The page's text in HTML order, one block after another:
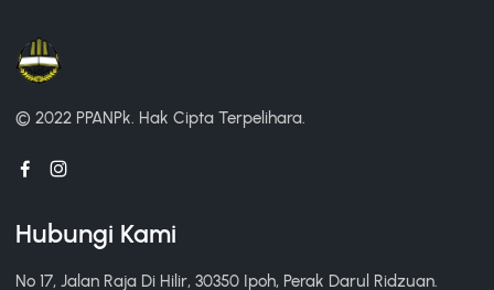
© 2022 PPANPk. Hak Cipta Terpelihara.
Hubungi Kami
No 17, Jalan Raja Di Hilir, 30350 Ipoh, Perak Darul Ridzuan.